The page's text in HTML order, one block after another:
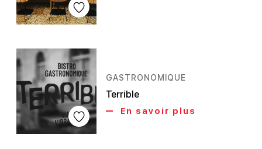
GASTRONOMIQUE
Terrible
En savoir plus